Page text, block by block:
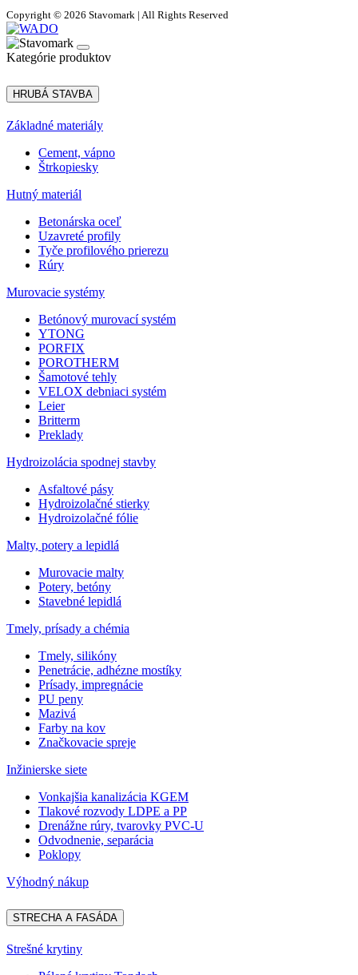
Copyright © 2026 Stavomark | All Rights Reserved
Kategórie produktov
HRUBÁ STAVBA
Základné materiály
Cement, vápno
Štrkopiesky
Hutný materiál
Betonárska oceľ
Uzavreté profily
Tyče profilového prierezu
Rúry
Murovacie systémy
Betónový murovací systém
YTONG
PORFIX
POROTHERM
Šamotové tehly
VELOX debniaci systém
Leier
Britterm
Preklady
Hydroizolácia spodnej stavby
Asfaltové pásy
Hydroizolačné stierky
Hydroizolačné fólie
Malty, potery a lepidlá
Murovacie malty
Potery, betóny
Stavebné lepidlá
Tmely, prísady a chémia
Tmely, silikóny
Penetrácie, adhézne mostíky
Prísady, impregnácie
PU peny
Mazivá
Farby na kov
Značkovacie spreje
Inžinierske siete
Vonkajšia kanalizácia KGEM
Tlakové rozvody LDPE a PP
Drenážne rúry, tvarovky PVC-U
Odvodnenie, separácia
Poklopy
Výhodný nákup
STRECHA A FASÁDA
Strešné krytiny